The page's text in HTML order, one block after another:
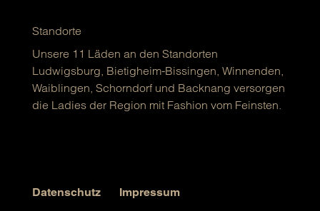
Standorte
Unsere 11 Läden an den Standorten
Ludwigsburg, Bietigheim-Bissingen, Winnenden,
Waiblingen, Schorndorf und Backnang versorgen
die Ladies der Region mit Fashion vom Feinsten.
Datenschutz Impressum